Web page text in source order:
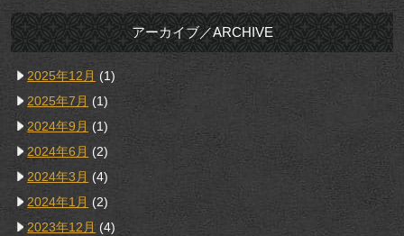
アーカイブ／ARCHIVE
2025年12月 (1)
2025年7月 (1)
2024年9月 (1)
2024年6月 (2)
2024年3月 (4)
2024年1月 (2)
2023年12月 (4)